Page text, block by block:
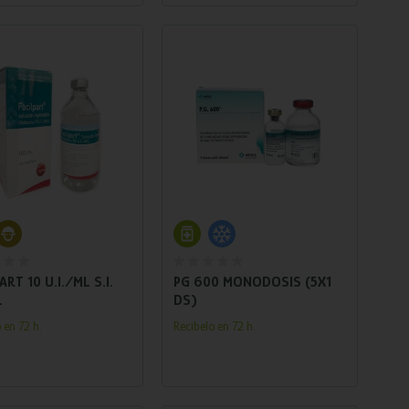
Añadir al carrito
10 U.I./ML S.I.
72 h.
Añadir al carrito
PG 600 MONODOSIS (5X1
DS)
Recíbelo en 72 h.